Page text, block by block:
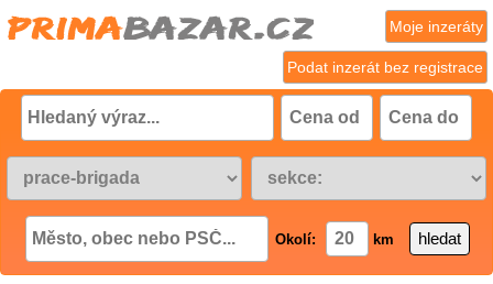
Podat inzerát bez registrace
Moje inzeráty
Okolí: km